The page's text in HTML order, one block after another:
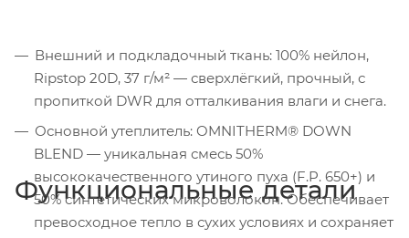
Внешний и подкладочный ткань: 100% нейлон,
Ripstop 20D, 37 г/м² — сверхлёгкий, прочный, с
пропиткой DWR для отталкивания влаги и снега.
Основной утеплитель: OMNITHERM® DOWN
BLEND — уникальная смесь 50%
высококачественного утиного пуха (F.P. 650+) и
50% синтетических микроволокон. Обеспечивает
превосходное тепло в сухих условиях и сохраняет
Функциональные детали